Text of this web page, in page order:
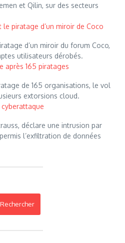
et Qilin, sur des secteurs
piratage d’un miroir de Coco
d’un miroir du forum Coco,
utilisateurs dérobés.
après 165 piratages
de 165 organisations, le vol
extorsions cloud.
déclare une intrusion par
l’exfiltration de données
Rechercher